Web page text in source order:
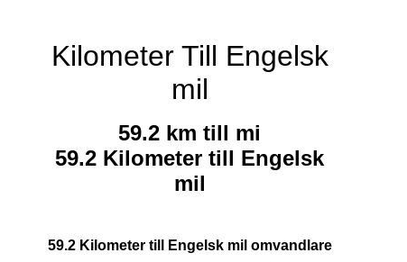
Kilometer Till Engelsk
mil
59.2 km till mi
59.2 Kilometer till Engelsk
mil
59.2 Kilometer till Engelsk mil omvandlare